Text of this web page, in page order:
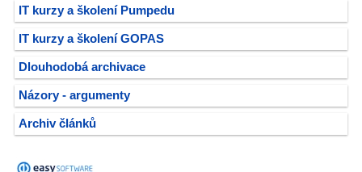
IT kurzy a školení Pumpedu
IT kurzy a školení GOPAS
Dlouhodobá archivace
Názory - argumenty
Archiv článků